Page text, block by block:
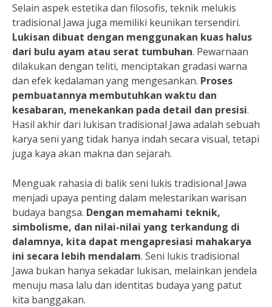
Selain aspek estetika dan filosofis, teknik melukis
tradisional Jawa juga memiliki keunikan tersendiri.
Lukisan dibuat dengan menggunakan kuas halus
dari bulu ayam atau serat tumbuhan. Pewarnaan
dilakukan dengan teliti, menciptakan gradasi warna
dan efek kedalaman yang mengesankan. Proses
pembuatannya membutuhkan waktu dan
kesabaran, menekankan pada detail dan presisi.
Hasil akhir dari lukisan tradisional Jawa adalah sebuah
karya seni yang tidak hanya indah secara visual, tetapi
juga kaya akan makna dan sejarah.
Menguak rahasia di balik seni lukis tradisional Jawa
menjadi upaya penting dalam melestarikan warisan
budaya bangsa. Dengan memahami teknik,
simbolisme, dan nilai-nilai yang terkandung di
dalamnya, kita dapat mengapresiasi mahakarya
ini secara lebih mendalam. Seni lukis tradisional
Jawa bukan hanya sekadar lukisan, melainkan jendela
menuju masa lalu dan identitas budaya yang patut
kita banggakan.